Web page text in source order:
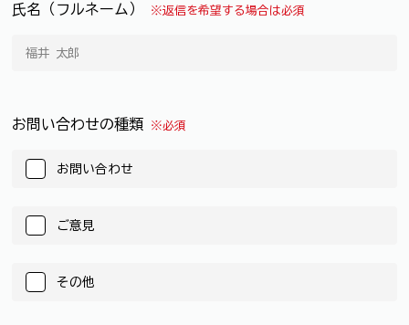
氏名（フルネーム） ※返信を希望する場合は必須
お問い合わせの種類 ※必須
お問い合わせ
ご意見
その他